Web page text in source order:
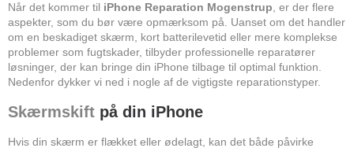
Når det kommer til iPhone Reparation Mogenstrup, er der flere
aspekter, som du bør være opmærksom på. Uanset om det handler
om en beskadiget skærm, kort batterilevetid eller mere komplekse
problemer som fugtskader, tilbyder professionelle reparatører
løsninger, der kan bringe din iPhone tilbage til optimal funktion.
Nedenfor dykker vi ned i nogle af de vigtigste reparationstyper.
Skærmskift på din iPhone
Hvis din skærm er flækket eller ødelagt, kan det både påvirke